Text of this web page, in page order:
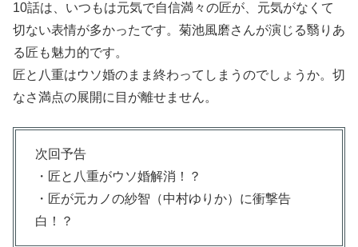
10話は、いつもは元気で自信満々の匠が、元気がなくて
切ない表情が多かったです。菊池風磨さんが演じる翳りあ
る匠も魅力的です。
匠と八重はウソ婚のまま終わってしまうのでしょうか。切
なさ満点の展開に目が離せません。
次回予告
・匠と八重がウソ婚解消！？
・匠が元カノの紗智（中村ゆりか）に衝撃告
白！？